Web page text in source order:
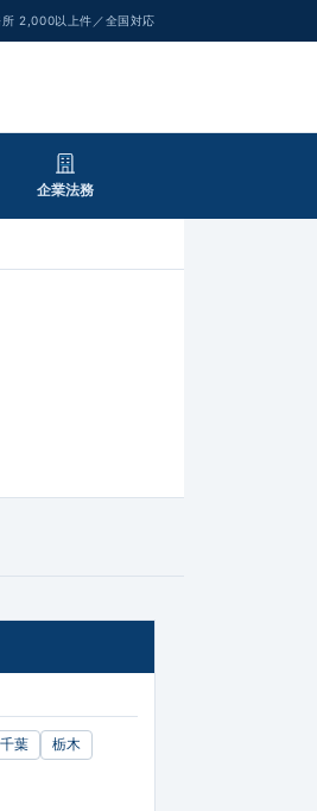
2,000以上件／全国対応
企業法務
千葉
栃木